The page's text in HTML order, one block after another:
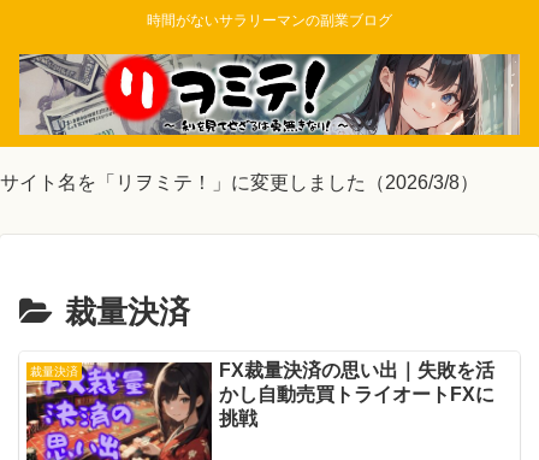
時間がないサラリーマンの副業ブログ
サイト名を「リヲミテ！」に変更しました（2026/3/8）
裁量決済
裁量決済
FX裁量決済の思い出｜失敗を活
かし自動売買トライオートFXに
挑戦